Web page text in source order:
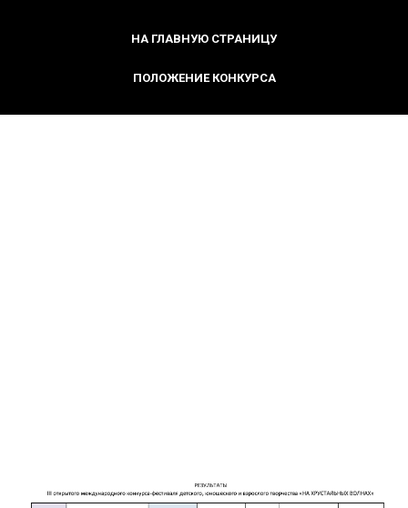
НА ГЛАВНУЮ СТРАНИЦУ
ПОЛОЖЕНИЕ КОНКУРСА